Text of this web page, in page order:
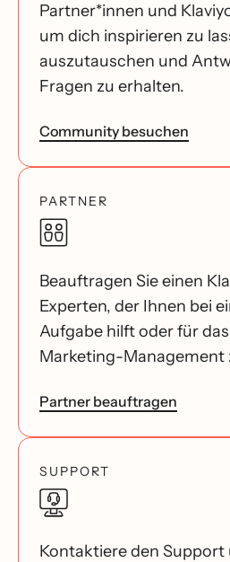
Partner*innen und
um dich inspirieren zu
auszutauschen und
Fragen zu erhalten.
Community besuchen
PARTNER
Beauftragen Sie einen
Experten, der Ihnen bei
Aufgabe hilft oder für
Marketing-Management
Partner beauftragen
SUPPORT
Kontaktiere den Support